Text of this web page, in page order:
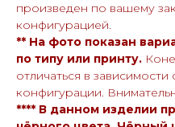
произведен по вашему
конфигурацией.
** На фото показан
по типу или принту.
отличаться в
конфигурации.
**** В данном изделии